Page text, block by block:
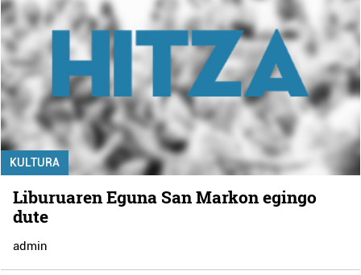
KULTURA
Liburuaren Eguna San Markon egingo
dute
admin